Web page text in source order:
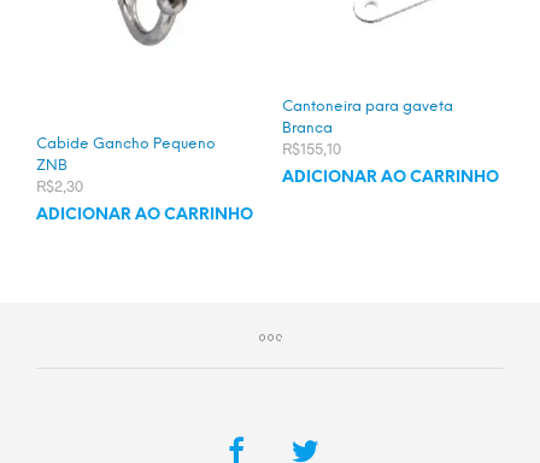
Cabide Gancho Pequeno
ZNB
R$2,30
ADICIONAR AO CARRINHO
Cantoneira para gaveta
Branca
R$155,10
ADICIONAR AO CARRINHO